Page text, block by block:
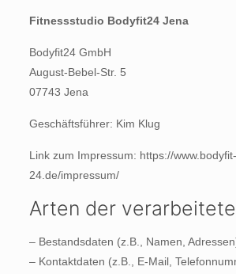
Fitnessstudio Bodyfit24 Jena
Bodyfit24 GmbH
August-Bebel-Str. 5
07743 Jena
Geschäftsführer: Kim Klug
Link zum Impressum: https://www.bodyfit-
24.de/impressum/
Arten der
– Bestandsdaten (z.B., Namen,
– Kontaktdaten (z.B., E-Mail,